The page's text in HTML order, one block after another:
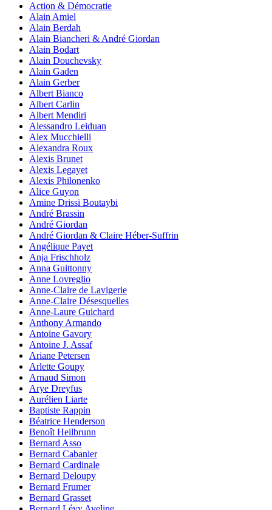
Action & Démocratie
Alain Amiel
Alain Berdah
Alain Biancheri & André Giordan
Alain Bodart
Alain Douchevsky
Alain Gaden
Alain Gerber
Albert Bianco
Albert Carlin
Albert Mendiri
Alessandro Leiduan
Alex Mucchielli
Alexandra Roux
Alexis Brunet
Alexis Legayet
Alexis Philonenko
Alice Guyon
Amine Drissi Boutaybi
André Brassin
André Giordan
André Giordan & Claire Héber-Suffrin
Angélique Payet
Anja Frischholz
Anna Guittonny
Anne Lovreglio
Anne-Claire de Lavigerie
Anne-Claire Désesquelles
Anne-Laure Guichard
Anthony Armando
Antoine Gavory
Antoine J. Assaf
Ariane Petersen
Arlette Goupy
Arnaud Simon
Arye Dreyfus
Aurélien Liarte
Baptiste Rappin
Béatrice Henderson
Benoît Heilbrunn
Bernard Asso
Bernard Cabanier
Bernard Cardinale
Bernard Deloupy
Bernard Frumer
Bernard Grasset